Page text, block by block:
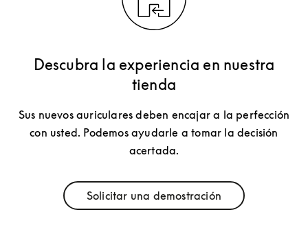
Descubra la experiencia en nuestra
tienda
Sus nuevos auriculares deben encajar a la perfección
con usted. Podemos ayudarle a tomar la decisión
acertada.
Solicitar una demostración
Link Opens in New Tab